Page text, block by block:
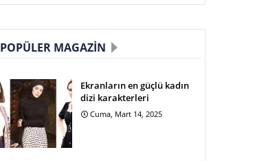
POPÜLER MAGAZIN
Ekranların en güçlü kadın
dizi karakterleri
Cuma, Mart 14, 2025